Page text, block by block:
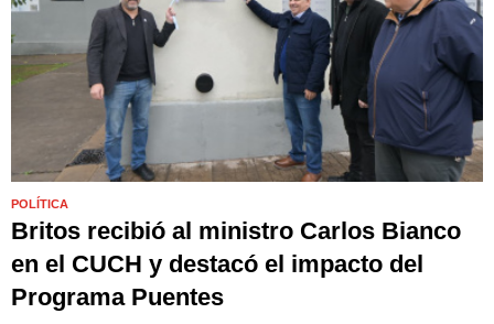
POLÍTICA
Britos recibió al ministro Carlos Bianco
en el CUCH y destacó el impacto del
Programa Puentes